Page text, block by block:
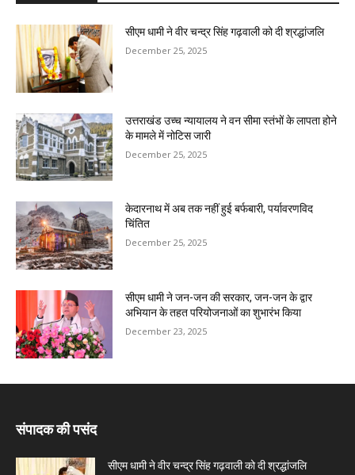
सीएम धामी ने वीर चन्द्र सिंह गढ़वाली को दी श्रद्धांजलि
December 25, 2025
उत्तराखंड उच्च न्यायालय ने वन सीमा स्तंभों के लापता होने
के मामले में नोटिस जारी
December 25, 2025
केदारनाथ में अब तक नहीं हुई बर्फबारी, पर्यावरणविद
चिंतित
December 25, 2025
सीएम धामी ने जन-जन की सरकार, जन-जन के द्वार
अभियान के तहत परियोजनाओं का शुभारंभ किया
December 23, 2025
संपादक की पसंद
सीएम धामी ने वीर चन्द्र सिंह गढ़वाली को दी श्रद्धांजलि